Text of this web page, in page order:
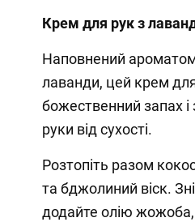
Крем для рук з
Наповнений
лаванди, цей крем
божественний запах і
руки від сухості.
Розтопіть разом
та бджолиний віск.
додайте олію